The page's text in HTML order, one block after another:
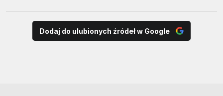
Dodaj do ulubionych źródeł w Google